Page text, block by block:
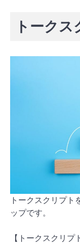
トーク
トークスクリプト
ップです。
【トークスクリプ